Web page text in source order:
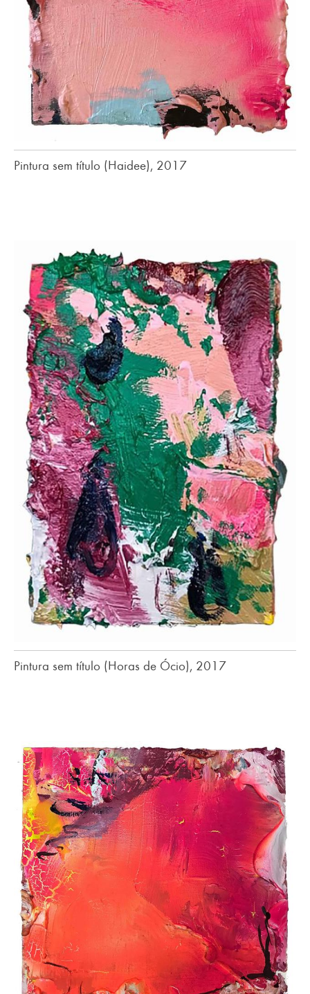
Pintura sem título (Haidee), 2017
Pintura sem título (Horas de Ócio), 2017